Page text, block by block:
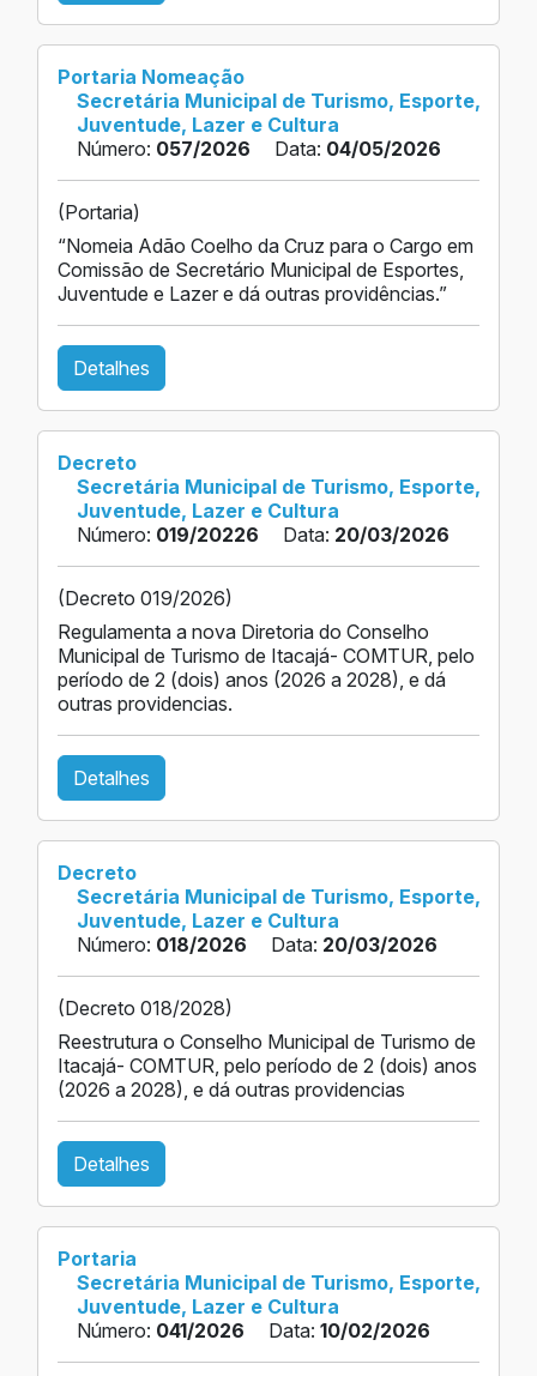
Portaria Nomeação
Secretária Municipal de Turismo, Esporte,
Juventude, Lazer e Cultura
Número: 057/2026 Data: 04/05/2026
(Portaria)
“Nomeia Adão Coelho da Cruz para o Cargo em
Comissão de Secretário Municipal de Esportes,
Juventude e Lazer e dá outras providências.”
Detalhes
Decreto
Secretária Municipal de Turismo, Esporte,
Juventude, Lazer e Cultura
Número: 019/20226 Data: 20/03/2026
(Decreto 019/2026)
Regulamenta a nova Diretoria do Conselho
Municipal de Turismo de Itacajá- COMTUR, pelo
período de 2 (dois) anos (2026 a 2028), e dá
outras providencias.
Detalhes
Decreto
Secretária Municipal de Turismo, Esporte,
Juventude, Lazer e Cultura
Número: 018/2026 Data: 20/03/2026
(Decreto 018/2028)
Reestrutura o Conselho Municipal de Turismo de
Itacajá- COMTUR, pelo período de 2 (dois) anos
(2026 a 2028), e dá outras providencias
Detalhes
Portaria
Secretária Municipal de Turismo, Esporte,
Juventude, Lazer e Cultura
Número: 041/2026 Data: 10/02/2026